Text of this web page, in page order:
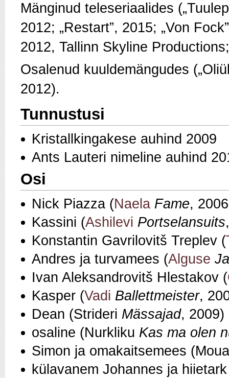
Mänginud teleseriaalides
2012; „Restart”, 2015; „Von
2012, Tallinn Skyline
Osalenud kuuldemängudes
2012).
Tunnustusi
Kristallkingakese auhind 2009
Ants Lauteri nimeline auhind
Osi
Nick Piazza (Naela Fame,
Kassini (Ashilevi Portselansuits
Konstantin Gavrilovitš Treplev (
Andres ja turvamees (Alguse
Ivan Aleksandrovitš Hlestakov (
Kasper (Vadi Ballettmeister,
Dean (Strideri Mässajad, 2009)
osaline (Nurkliku Kas ma olen
Simon ja omakaitsemees
külavanem Johannes ja